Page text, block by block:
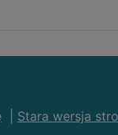
Stara wersja